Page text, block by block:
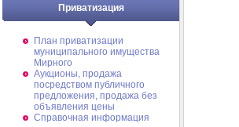
Приватизация
План приватизации
муниципального имущества
Мирного
Аукционы, продажа
посредством публичного
предложения, продажа без
объявления цены
Справочная информация